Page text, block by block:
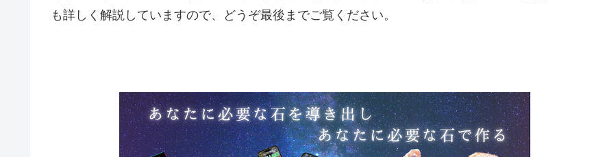
も詳しく解説していますので、どうぞ最後までご覧ください。